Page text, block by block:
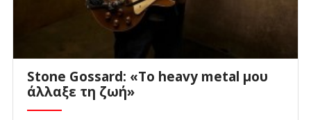
Stone Gossard: «Το heavy metal μου
άλλαξε τη ζωή»